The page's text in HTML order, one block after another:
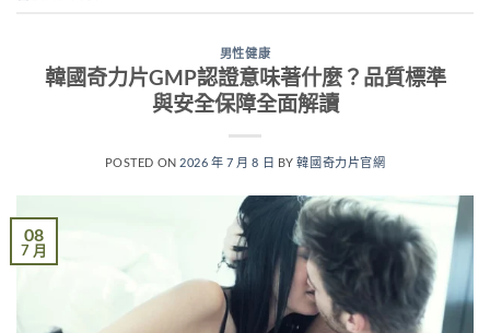
男性健康
韓國奇力片GMP認證意味著什麼？品質標準
與安全保障全面解讀
POSTED ON 2026 年 7 月 8 日 BY韓國奇力片官網
08
7 月